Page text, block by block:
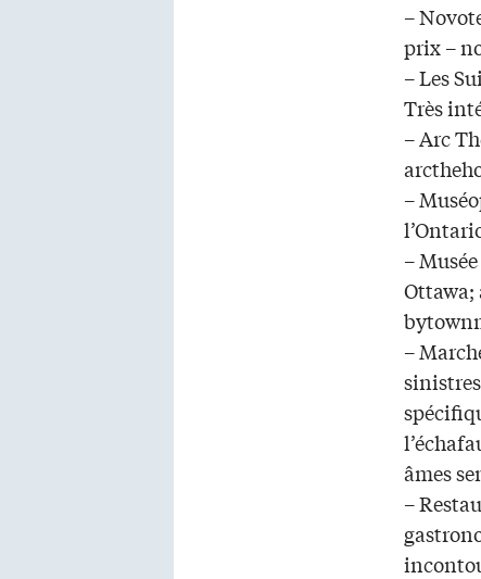
–
prix –
– Les
Très
– Arc
–
–
Ottawa;
–
âmes
–